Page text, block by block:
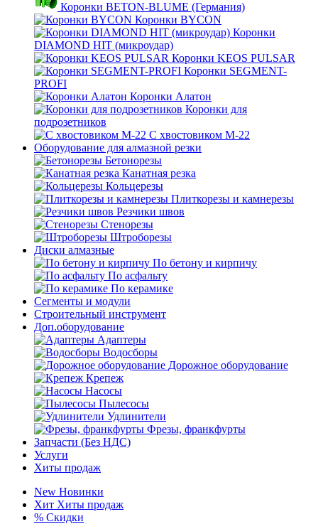
Коронки BETON-BLUME (Германия)
Коронки BYCON
Коронки
DIAMOND HIT (микроудар)
Коронки KEOS PULSAR
Коронки SEGMENT-
PROFI
Коронки Алатон
Коронки для
подрозетников
С хвостовиком М-22
Оборудование для алмазной резки
Бетонорезы
Канатная резка
Кольцерезы
Плиткорезы и камнерезы
Резчики швов
Стенорезы
Штроборезы
Диски алмазные
По бетону и кирпичу
По асфальту
По керамике
Сегменты и модули
Строительный инструмент
Доп.оборудование
Адаптеры
Водосборы
Дорожное оборудование
Крепеж
Насосы
Пылесосы
Удлинители
Фрезы, франкфурты
Запчасти (Без НДС)
Услуги
Хиты продаж
New Новинки
Хит Хиты продаж
% Скидки